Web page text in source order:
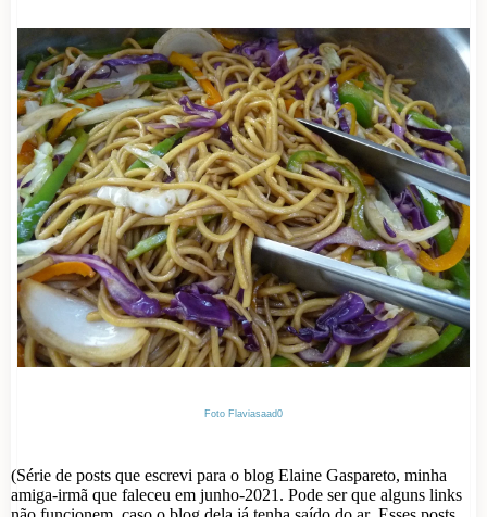
Foto Flaviasaad0
(Série de posts que escrevi para o blog Elaine Gaspareto, minha
amiga-irmã que faleceu em junho-2021. Pode ser que alguns links